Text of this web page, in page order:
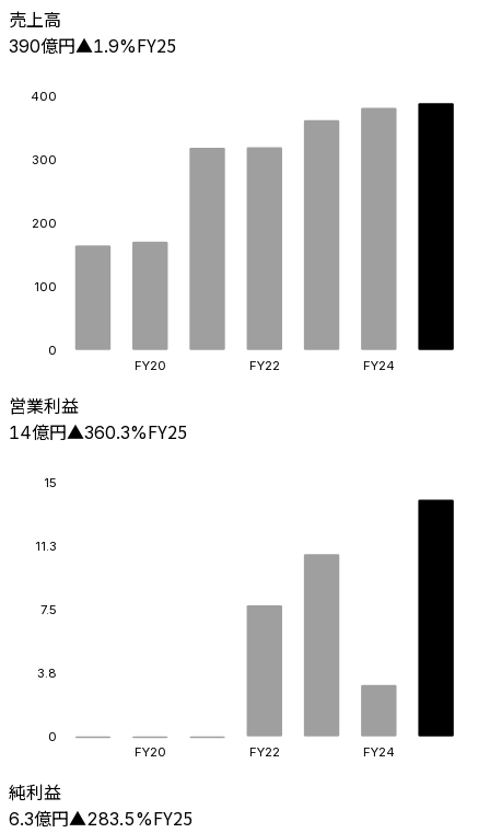
売上高
390億円▲1.9%FY25
0
100
200
300
400
FY20 FY22 FY24
営業利益
14億円▲360.3%FY25
0
3.8
7.5
11.3
15
FY20 FY22 FY24
純利益
6.3億円▲283.5%FY25